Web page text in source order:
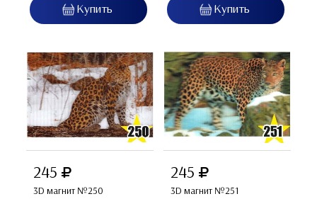
245
3D магнит №250
245
3D магнит №251